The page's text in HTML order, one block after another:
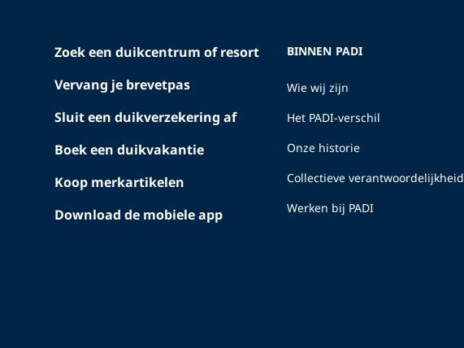
Zoek een duikcentrum of resort
Vervang je brevetpas
Sluit een duikverzekering af
Boek een duikvakantie
Koop merkartikelen
Download de mobiele app
BINNEN PADI
Wie wij zijn
Het PADI-verschil
Onze historie
Collectieve verantwoordelijkheid
Werken bij PADI